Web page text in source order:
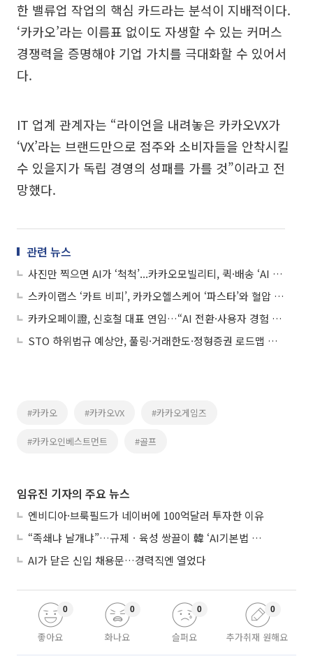
한 밸류업 작업의 핵심 카드라는 분석이 지배적이다.
‘카카오’라는 이름표 없이도 자생할 수 있는 커머스
경쟁력을 증명해야 기업 가치를 극대화할 수 있어서
다.
IT 업계 관계자는 “라이언을 내려놓은 카카오VX가
‘VX’라는 브랜드만으로 점주와 소비자들을 안착시킬
수 있을지가 독립 경영의 성패를 가를 것”이라고 전
망했다.
관련 뉴스
사진만 찍으면 AI가 ‘척척’...카카오모빌리티, 퀵·배송 ‘AI 사진 접수’ 출시
스카이랩스 ‘카트 비피’, 카카오헬스케어 ‘파스타’와 혈압 서비스 연동
카카오페이證, 신호철 대표 연임…“AI 전환·사용자 경험 혁신으로 질적 성장”
STO 하위법규 예상안, 풀링·거래한도·정형증권 로드맵 제시
#카카오 #카카오VX #카카오게임즈
#카카오인베스트먼트 #골프
임유진 기자의 주요 뉴스
엔비디아·브룩필드가 네이버에 100억달러 투자한 이유
“족쇄냐 날개냐”…규제ㆍ육성 쌍끌이 韓 ‘AI기본법 개정안’ 오늘 시행
AI가 닫은 신입 채용문…경력직엔 열었다
좋아요
0
화나요
0
슬퍼요
0
추가취재 원해요
0